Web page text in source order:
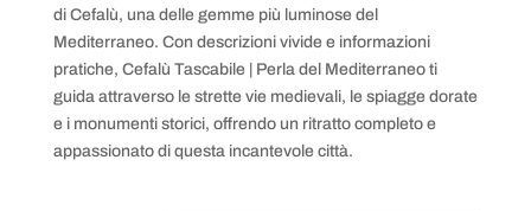
di Cefalù, una delle gemme più luminose del
Mediterraneo. Con descrizioni vivide e informazioni
pratiche, Cefalù Tascabile | Perla del Mediterraneo ti
guida attraverso le strette vie medievali, le spiagge dorate
e i monumenti storici, offrendo un ritratto completo e
appassionato di questa incantevole città.